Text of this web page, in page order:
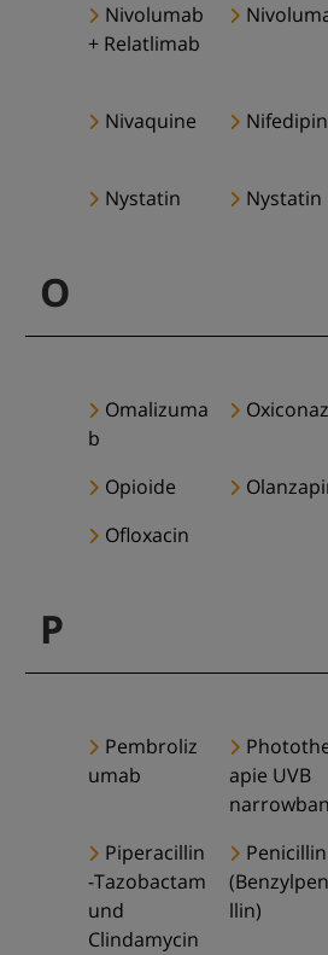
Nivolumab
+ Relatlimab
Nivaquine
Nifedipin
Nystatin
Nystatin
O
Omalizuma
b
Opioide
Ofloxacin
P
Pembroliz
umab
apie UVB
Piperacillin
-Tazobactam
und
Clindamycin
llin)